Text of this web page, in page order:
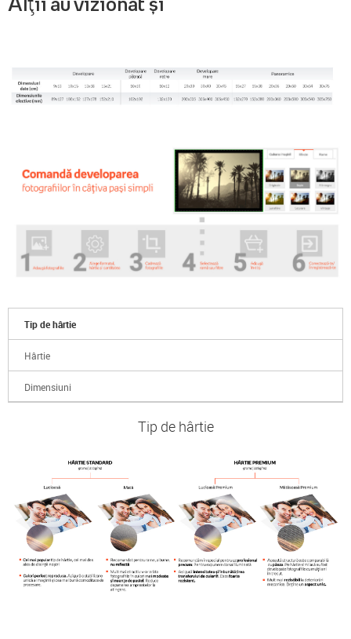
Tip de hârtie
Hârtie
Dimensiuni
Tip de hârtie